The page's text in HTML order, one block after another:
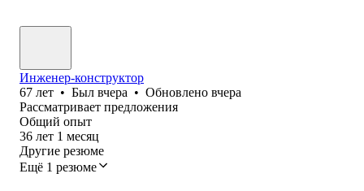
Инженер-конструктор
67 лет • Был вчера • Обновлено вчера
Рассматривает предложения
Общий опыт
36 лет 1 месяц
Другие резюме
Ещё 1 резюме